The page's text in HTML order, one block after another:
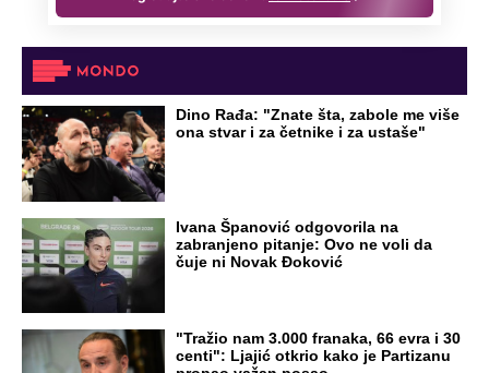
Dino Rađa: "Znate šta, zabole me više
ona stvar i za četnike i za ustaše"
Ivana Španović odgovorila na
zabranjeno pitanje: Ovo ne voli da
čuje ni Novak Đoković
"Tražio nam 3.000 franaka, 66 evra i 30
centi": Ljajić otkrio kako je Partizanu